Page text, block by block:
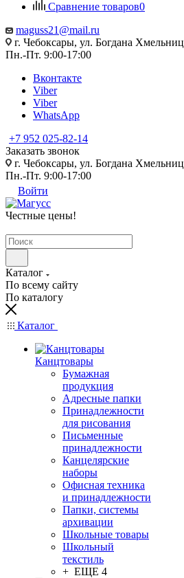
Сравнение товаров0
maguss21@mail.ru
г. Чебоксары, ул. Богдана
Пн.-Пт. 9:00-17:00
Вконтакте
Viber
Viber
WhatsApp
+7 952 025-82-14
Заказать звонок
г. Чебоксары, ул. Богдана
Пн.-Пт. 9:00-17:00
Войти
Честные цены!
Каталог
По всему сайту
По каталогу
Каталог
Канцтовары
Бумажная
продукция
Адресные папки
Принадлежности
для рисования
Письменные
принадлежности
Канцелярские
наборы
Офисная техника
и принадлежности
Папки, системы
архивации
Школьные товары
Школьный
текстиль
+ ЕЩЕ 4